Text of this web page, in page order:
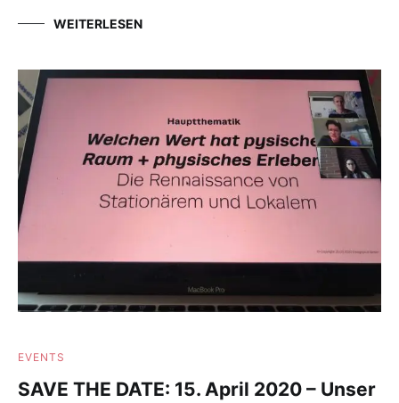
WEITERLESEN
EVENTS
SAVE THE DATE: 15. April 2020 – Unser